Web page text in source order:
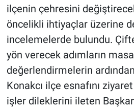
ilçenin çehresini
öncelikli ihtiyaçlar üzerine
incelemelerde bulundu.
yön verecek adımların
değerlendirmelerin
Konakcı ilçe esnafını
işler dileklerini ileten